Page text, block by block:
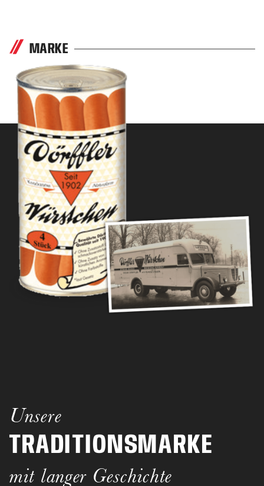
MARKE
Unsere
TRADITIONSMARKE
mit langer Geschichte